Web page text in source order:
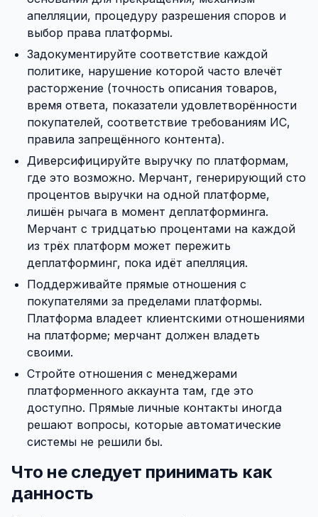
апелляции, процедуру разрешения споров и
выбор права платформы.
Задокументируйте соответствие каждой
политике, нарушение которой часто влечёт
расторжение (точность описания товаров,
время ответа, показатели удовлетворённости
покупателей, соответствие требованиям ИС,
правила запрещённого контента).
Диверсифицируйте выручку по платформам,
где это возможно. Мерчант, генерирующий сто
процентов выручки на одной платформе,
лишён рычага в момент деплатформинга.
Мерчант с тридцатью процентами на каждой
из трёх платформ может пережить
деплатформинг, пока идёт апелляция.
Поддерживайте прямые отношения с
покупателями за пределами платформы.
Платформа владеет клиентскими отношениями
на платформе; мерчант должен владеть
своими.
Стройте отношения с менеджерами
платформенного аккаунта там, где это
доступно. Прямые личные контакты иногда
решают вопросы, которые автоматические
системы не решили бы.
Что не следует принимать как
данность